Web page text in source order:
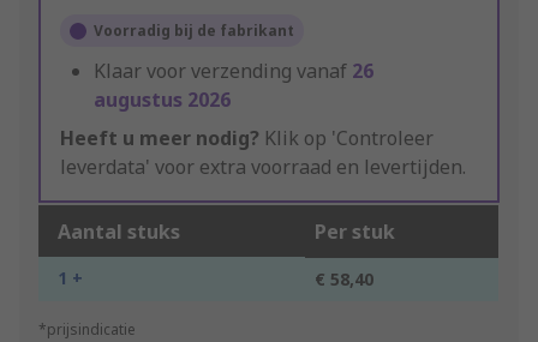
Voorradig bij de fabrikant
Klaar voor verzending vanaf 26
augustus 2026
Heeft u meer nodig? Klik op 'Controleer
leverdata' voor extra voorraad en levertijden.
Aantal stuks Per stuk
1 + € 58,40
*prijsindicatie